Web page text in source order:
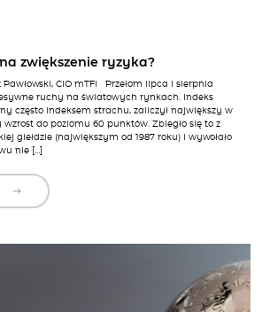
zwiększenie ryzyka?
Pawłowski, CIO mTFI Przełom lipca i sierpnia
ruchy na światowych rynkach. Indeks
często indeksem strachu, zaliczył największy w
do poziomu 60 punktów. Zbiegło się to z
giełdzie (największym od 1987 roku) i wywołało
nie […]